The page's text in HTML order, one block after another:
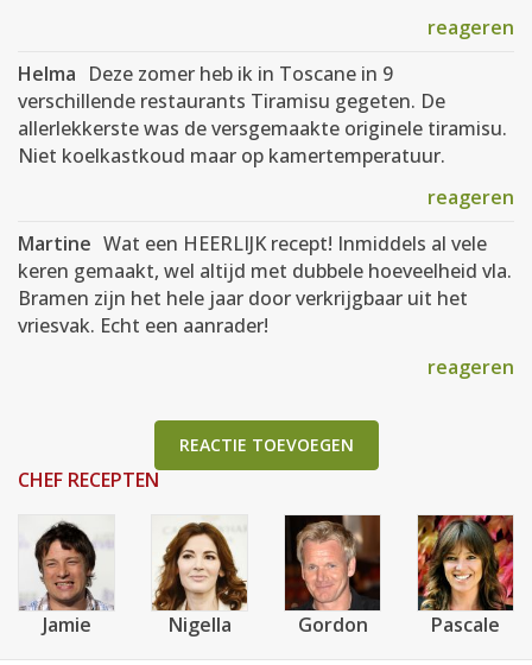
reageren
Helma Deze zomer heb ik in Toscane in 9
verschillende restaurants Tiramisu gegeten. De
allerlekkerste was de versgemaakte originele tiramisu.
Niet koelkastkoud maar op kamertemperatuur.
reageren
Martine Wat een HEERLIJK recept! Inmiddels al vele
keren gemaakt, wel altijd met dubbele hoeveelheid vla.
Bramen zijn het hele jaar door verkrijgbaar uit het
vriesvak. Echt een aanrader!
reageren
REACTIE TOEVOEGEN
CHEF RECEPTEN
Jamie Nigella Gordon Pascale